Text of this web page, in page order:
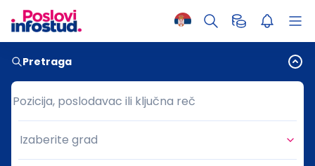
Pretraga
Pozicija, poslodavac ili ključna reč
Pozicija, poslodavac ili ključna reč
Grad
Izaberite grad